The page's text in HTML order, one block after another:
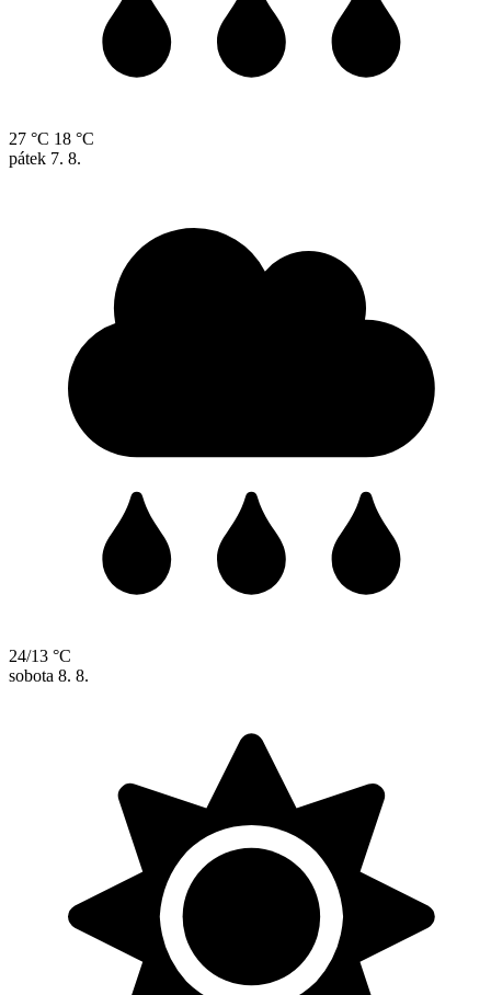
27 °C 18 °C
pátek 7. 8.
24/13 °C
sobota 8. 8.